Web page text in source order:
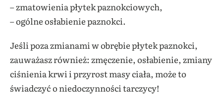
– zmatowienia płytek paznokciowych,
– ogólne osłabienie paznokci.
Jeśli poza zmianami w obrębie płytek paznokci,
zauważasz również: zmęczenie, osłabienie, zmiany
ciśnienia krwi i przyrost masy ciała, może to
świadczyć o niedoczynności tarczycy!